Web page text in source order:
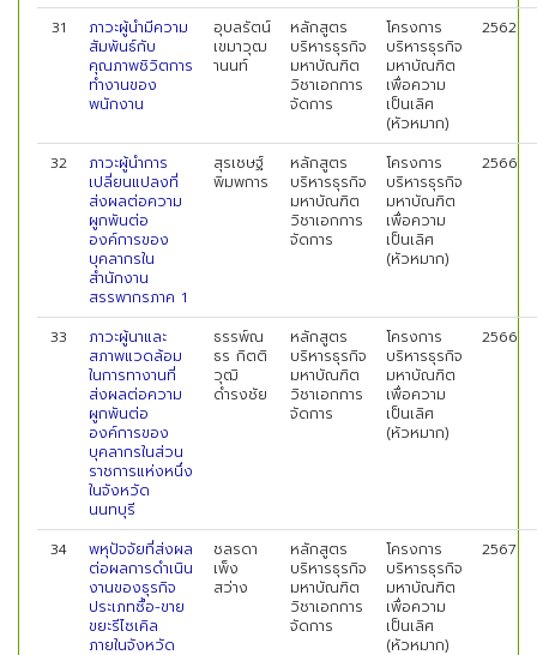
31
ภาวะผู้นำมีความ
สัมพันธ์กับ
คุณภาพชิวิตการ
ทำงานของ
พนักงาน
อุบลรัตน์
เขมาวุฒ
านนท์
หลักสูตร
บริหารธุรกิจ
มหาบัณฑิต
วิชาเอกการ
จัดการ
โครงการ
บริหารธุรกิจ
มหาบัณฑิต
เพื่อความ
เป็นเลิศ
(หัวหมาก)
2562
32
ภาวะผู้นำการ
เปลี่ยนแปลงที่
ส่งผลต่อความ
ผูกพันต่อ
องค์การของ
บุคลากรใน
สำนักงาน
สรรพากรภาค 1
สุรเชษฐ์
พิมพการ
หลักสูตร
บริหารธุรกิจ
มหาบัณฑิต
วิชาเอกการ
จัดการ
โครงการ
บริหารธุรกิจ
มหาบัณฑิต
เพื่อความ
เป็นเลิศ
(หัวหมาก)
2566
33
ภาวะผู้นาและ
สภาพแวดล้อม
ในการทางานที่
ส่งผลต่อความ
ผูกพันต่อ
องค์การของ
บุคลากรในส่วน
ราชการแห่งหนึ่ง
ในจังหวัด
นนทบุรี
ธรรพ์ณ
ธร กิตติ
วุฒิ
ดำรงชัย
หลักสูตร
บริหารธุรกิจ
มหาบัณฑิต
วิชาเอกการ
จัดการ
โครงการ
บริหารธุรกิจ
มหาบัณฑิต
เพื่อความ
เป็นเลิศ
(หัวหมาก)
2566
34
พหุปัจจัยที่ส่งผล
ต่อผลการดำเนิน
งานของธุรกิจ
ประเภทซื้อ-ขาย
ขยะรีไซเคิล
ภายในจังหวัด
ชลรดา
เพ็ง
สว่าง
หลักสูตร
บริหารธุรกิจ
มหาบัณฑิต
วิชาเอกการ
จัดการ
โครงการ
บริหารธุรกิจ
มหาบัณฑิต
เพื่อความ
เป็นเลิศ
(หัวหมาก)
2567